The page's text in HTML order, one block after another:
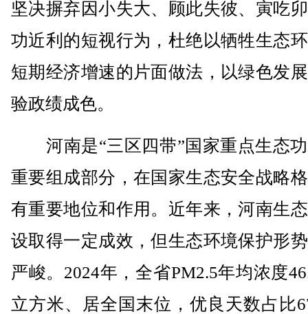
坚决摒弃因小失大、顾此失彼、寅吃
功近利的短视行为，杜绝以牺牲生态
短期经济增速的片面做法，以绿色发
验政绩成色。
河南是“三区四带”国家重点生态
重要组成部分，在国家生态安全战略
有重要地位和作用。近年来，河南生
设取得一定成效，但生态环境保护形
严峻。2024年，全省PM2.5年均浓度
立方米、居全国末位，优良天数占比